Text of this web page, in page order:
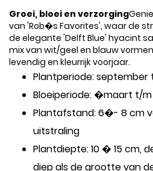
Groei, bloei en verzorging
van 'Rob�s Favorites', waar de
de elegante 'Delft Blue' hyacint
mix van wit/geel en blauw
levendig en kleurrijk voorjaar.
Plantperiode:
Bloeiperiode: �maart t/m
Plantafstand: 6�- 8 cm
uitstraling
Plantdiepte: 10 � 15 cm,
diep als de grootte van